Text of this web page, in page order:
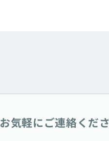
お気軽にご連絡くだ